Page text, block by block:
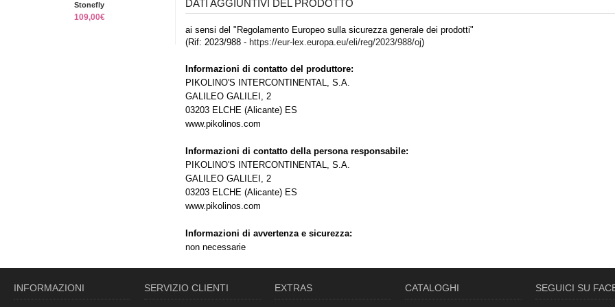
Stonefly
109,00€
DATI AGGIUNTIVI DEL PRODOTTO
ai sensi del "Regolamento Europeo sulla sicurezza generale dei prodotti"
(Rif: 2023/988 - https://eur-lex.europa.eu/eli/reg/2023/988/oj)
Informazioni di contatto del produttore:
PIKOLINO'S INTERCONTINENTAL, S.A.
GALILEO GALILEI, 2
03203 ELCHE (Alicante) ES
www.pikolinos.com
Informazioni di contatto della persona responsabile:
PIKOLINO'S INTERCONTINENTAL, S.A.
GALILEO GALILEI, 2
03203 ELCHE (Alicante) ES
www.pikolinos.com
Informazioni di avvertenza e sicurezza:
non necessarie
INFORMAZIONI SERVIZIO CLIENTI EXTRAS CATALOGHI SEGUICI SU